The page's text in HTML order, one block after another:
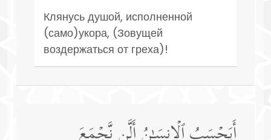
Клянусь душой, исполненной
(само)укора, (Зовущей
воздержаться от греха)!